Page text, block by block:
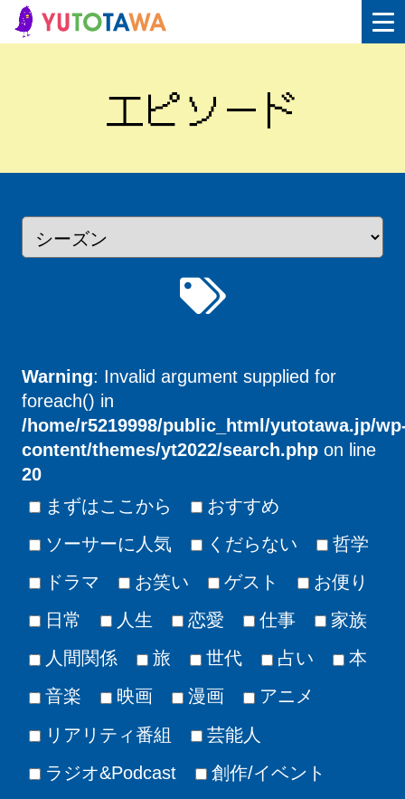
エピソード
Warning: Invalid argument supplied for
foreach() in
/home/r5219998/public_html/yutotawa.jp/
content/themes/yt2022/search.php on line
20
まずはここから
おすすめ
ソーサーに人気
くだらない
哲学
ドラマ
お笑い ゲスト
お便り
日常
人生 恋愛 仕事
家族
人間関係
旅 世代 占い
本
音楽
映画 漫画
アニメ
リアリティ番組
芸能人
ラジオ&Podcast
創作/イベント